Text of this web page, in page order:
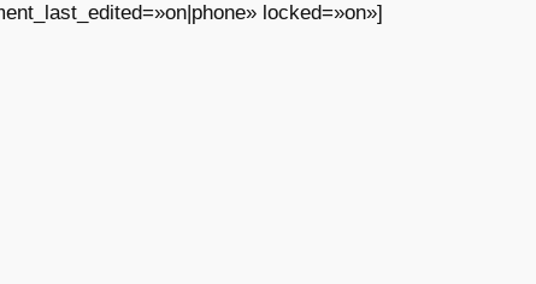
locked=»on»]